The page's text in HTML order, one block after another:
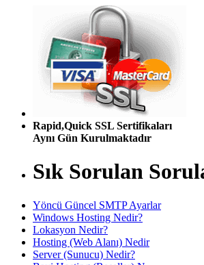
Rapid,Quick SSL Sertifikaları
Aynı Gün Kurulmaktadır
Sık Sorulan
Yöncü Güncel SMTP Ayarlar
Windows Hosting Nedir?
Lokasyon Nedir?
Hosting (Web Alanı) Nedir
Server (Sunucu) Nedir?